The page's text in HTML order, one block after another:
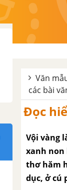
Văn
các bài
Đọc
Vội vàng
xanh non
thơ hăm
dục, ở cú